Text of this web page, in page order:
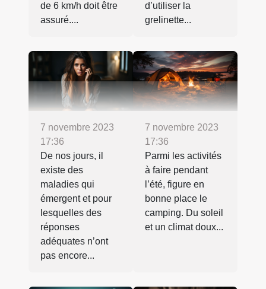
de 6 km/h doit être
assuré....
d’utiliser la
grelinette...
7 novembre 2023
17:36
De nos jours, il
existe des
maladies qui
émergent et pour
lesquelles des
réponses
adéquates n’ont
pas encore...
7 novembre 2023
17:36
Parmi les activités
à faire pendant
l’été, figure en
bonne place le
camping. Du soleil
et un climat doux...